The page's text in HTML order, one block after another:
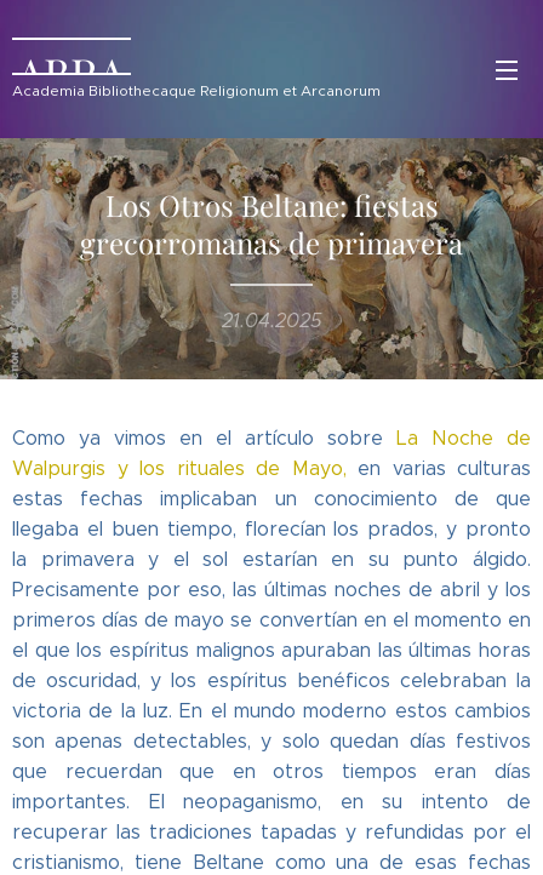
ABRA
Academia Bibliothecaque Religionum et Arcanorum
Los Otros Beltane: fiestas
grecorromanas de primavera
21.04.2025
Como ya vimos en el artículo sobre La Noche de
Walpurgis y los rituales de Mayo, en varias culturas
estas fechas implicaban un conocimiento de que
llegaba el buen tiempo, florecían los prados, y pronto
la primavera y el sol estarían en su punto álgido.
Precisamente por eso, las últimas noches de abril y los
primeros días de mayo se convertían en el momento en
el que los espíritus malignos apuraban las últimas horas
de oscuridad, y los espíritus benéficos celebraban la
victoria de la luz. En el mundo moderno estos cambios
son apenas detectables, y solo quedan días festivos
que recuerdan que en otros tiempos eran días
importantes. El neopaganismo, en su intento de
recuperar las tradiciones tapadas y refundidas por el
cristianismo, tiene Beltane como una de esas fechas